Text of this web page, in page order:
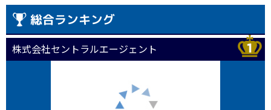
総合ランキング
株式会社セントラルエージェント